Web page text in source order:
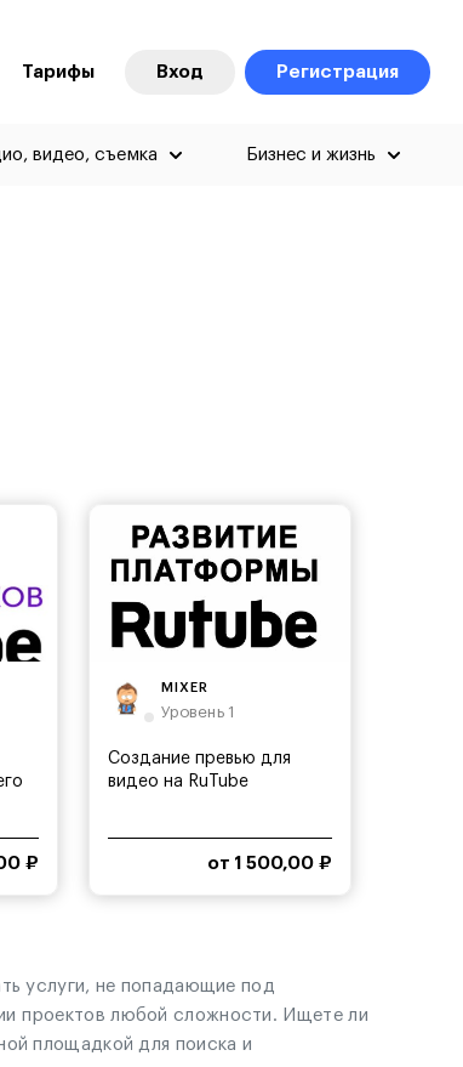
Тарифы Вход Регистрация
видео, съемка Бизнес и жизнь
₽
MIXER
Уровень 1
Создание превью для
видео на RuTube
от 1 500,00 ₽
услуги, не попадающие под
проектов любой сложности. Ищете ли
площадкой для поиска и